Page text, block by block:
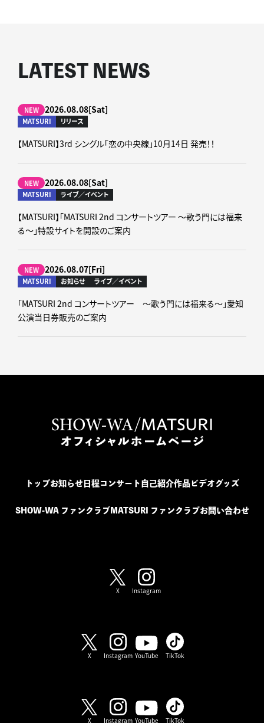
LATEST NEWS
NEW 2026.08.08[Sat]
MATSURI リリース
【MATSURI】3rd シングル「恋の中央線」10月14日 発売！！
NEW 2026.08.08[Sat]
MATSURI ライブ／イベント
【MATSURI】「MATSURI 2nd コンサートツアー ～歌う門には福来
る～」特設サイトを開設のご案内
NEW 2026.08.07[Fri]
MATSURI お知らせ ライブ／イベント
「MATSURI 2nd コンサートツアー ～歌う門には福来る～」愛知
公演当日券販売のご案内
トップお知らせ日程コンサート 自己紹介作品ビデオグッズ
SHOW-WA ファンクラブMATSURI ファンクラブお問い合わせ
X Instagram
X Instagram YouTube TikTok
X Instagram YouTube TikTok